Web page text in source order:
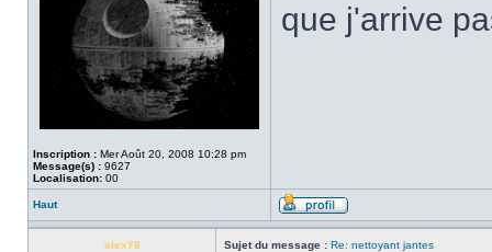
Inscription : Mer Août 20, 2008 10:28 pm
Message(s) : 9627
Localisation: 00
que j'arrive
Haut
alex76 Sujet du message : Re: nettoyant jantes